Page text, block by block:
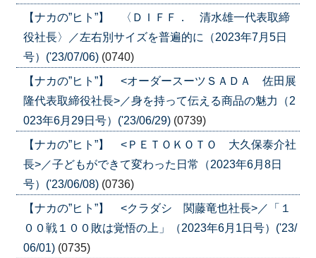
【ナカの”ヒト”】 〈ＤＩＦＦ． 清水雄一代表取締
役社長〉／左右別サイズを普遍的に（2023年7月5日
号）('23/07/06) (0740)
【ナカの”ヒト”】 <オーダースーツＳＡＤＡ 佐田展
隆代表取締役社長>／身を持って伝える商品の魅力（2
023年6月29日号）('23/06/29) (0739)
【ナカの”ヒト”】 <ＰＥＴＯＫＯＴＯ 大久保泰介社
長>／子どもができて変わった日常（2023年6月8日
号）('23/06/08) (0736)
【ナカの”ヒト”】 <クラダシ 関藤竜也社長>／「１
００戦１００敗は覚悟の上」（2023年6月1日号）('23/
06/01) (0735)